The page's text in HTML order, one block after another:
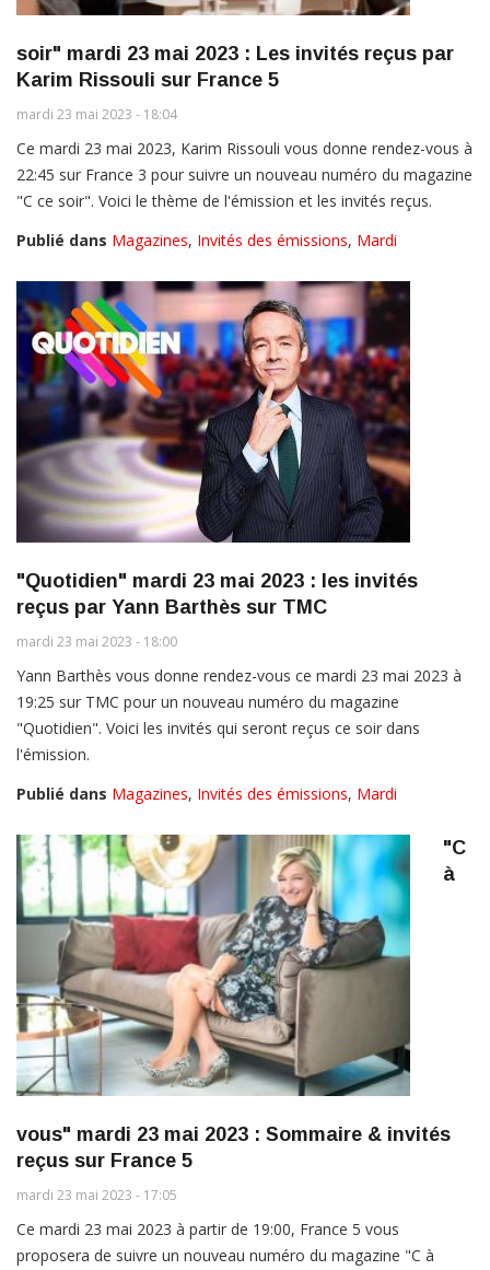
soir" mardi 23 mai 2023 : Les invités reçus par
Karim Rissouli sur France 5
mardi 23 mai 2023 - 18:04
Ce mardi 23 mai 2023, Karim Rissouli vous donne rendez-vous à
22:45 sur France 3 pour suivre un nouveau numéro du magazine
"C ce soir". Voici le thème de l'émission et les invités reçus.
Publié dans Magazines, Invités des émissions, Mardi
"Quotidien" mardi 23 mai 2023 : les invités
reçus par Yann Barthès sur TMC
mardi 23 mai 2023 - 18:00
Yann Barthès vous donne rendez-vous ce mardi 23 mai 2023 à
19:25 sur TMC pour un nouveau numéro du magazine
"Quotidien". Voici les invités qui seront reçus ce soir dans
l'émission.
Publié dans Magazines, Invités des émissions, Mardi
"C
à
vous" mardi 23 mai 2023 : Sommaire & invités
reçus sur France 5
mardi 23 mai 2023 - 17:05
Ce mardi 23 mai 2023 à partir de 19:00, France 5 vous
proposera de suivre un nouveau numéro du magazine "C à